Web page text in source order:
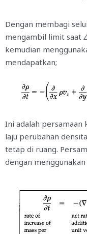
Dengan membagi
mengambil limit saat
kemudian
mendapatkan;
Ini adalah persamaan
laju perubahan
tetap di ruang.
dengan